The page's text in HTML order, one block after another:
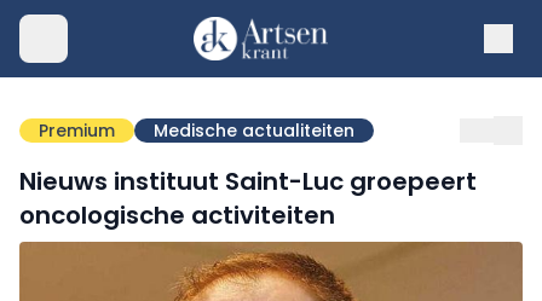
Premium Medische actualiteiten
Nieuws instituut Saint-Luc groepeert
oncologische activiteiten